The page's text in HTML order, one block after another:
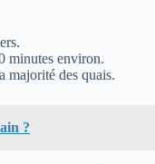
minutes environ.
majorité des quais.
?